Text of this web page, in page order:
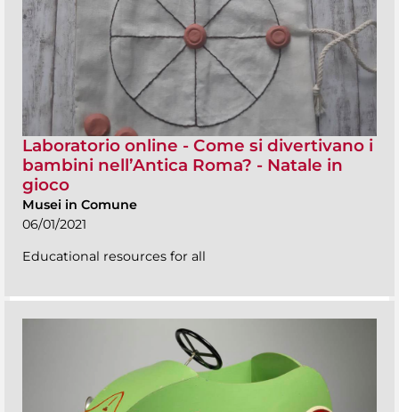
Laboratorio online - Come si divertivano i
bambini nell’Antica Roma? - Natale in
gioco
Musei in Comune
06/01/2021
Educational resources for all